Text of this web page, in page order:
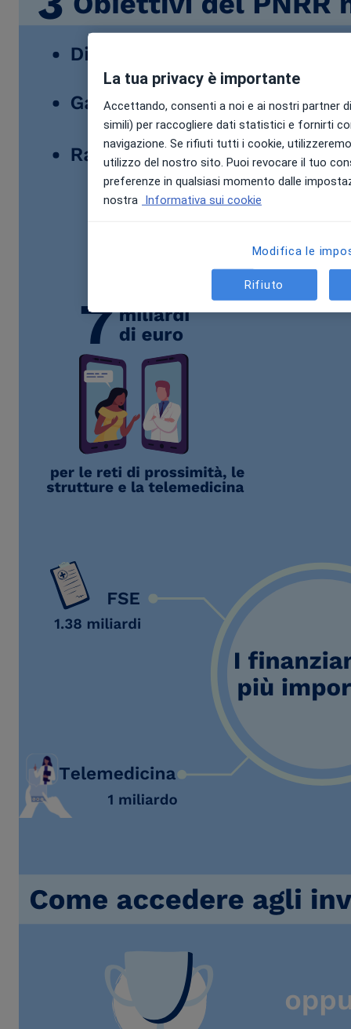
La tua privacy è importante
Accettando, consenti a noi e ai nostri partner
simili) per raccogliere dati statistici e fornirti
navigazione. Se rifiuti tutti i cookie,
utilizzo del nostro sito. Puoi revocare il tuo
preferenze in qualsiasi momento dalle
nostra Informativa sui cookie
Modifica le
Rifiuto